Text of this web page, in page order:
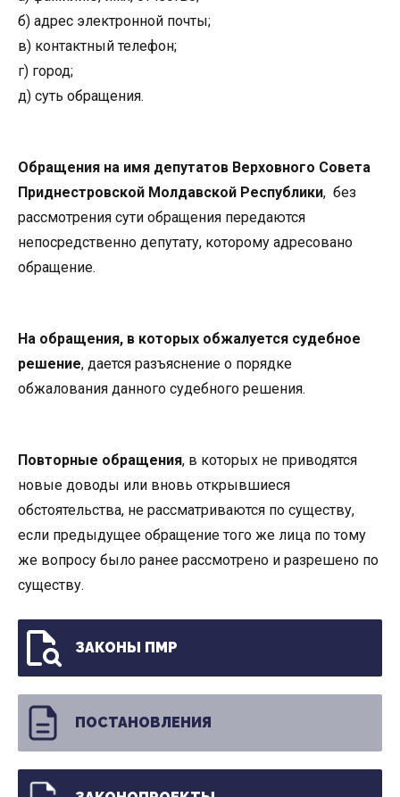
б) адрес электронной почты;
в) контактный телефон;
г) город;
д) суть обращения.
Обращения на имя депутатов Верховного Совета
Приднестровской Молдавской Республики, без
рассмотрения сути обращения передаются
непосредственно депутату, которому адресовано
обращение.
На обращения, в которых обжалуется судебное
решение, дается разъяснение о порядке
обжалования данного судебного решения.
Повторные обращения, в которых не приводятся
новые доводы или вновь открывшиеся
обстоятельства, не рассматриваются по существу,
если предыдущее обращение того же лица по тому
же вопросу было ранее рассмотрено и разрешено по
существу.
ЗАКОНЫ ПМР
ПОСТАНОВЛЕНИЯ